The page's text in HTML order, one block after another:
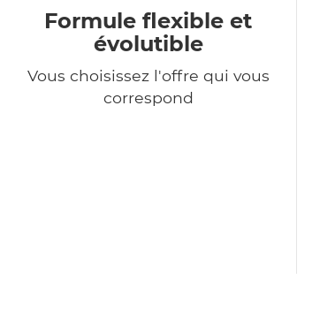
Formule flexible et
évolutible
Vous choisissez l'offre qui vous
correspond